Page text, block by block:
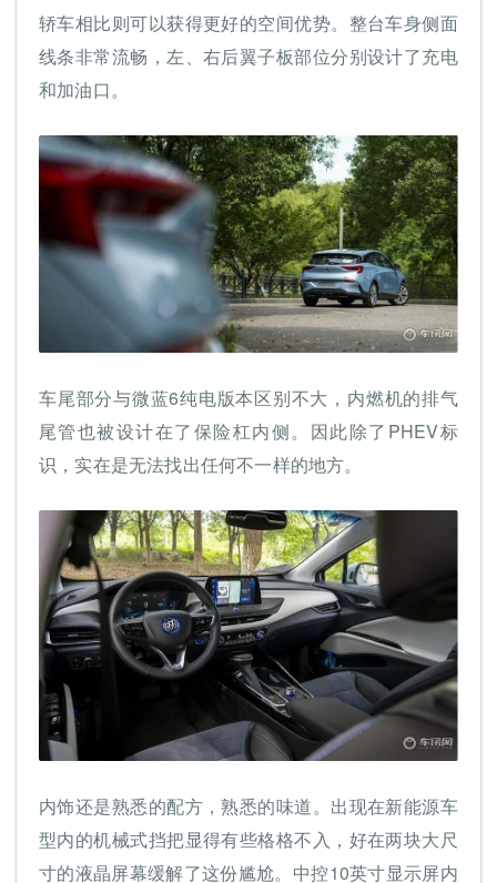
轿车相比则可以获得更好的空间优势。整台车身侧面
线条非常流畅，左、右后翼子板部位分别设计了充电
和加油口。
车尾部分与微蓝6纯电版本区别不大，内燃机的排气
尾管也被设计在了保险杠内侧。因此除了PHEV标
识，实在是无法找出任何不一样的地方。
内饰还是熟悉的配方，熟悉的味道。出现在新能源车
型内的机械式挡把显得有些格格不入，好在两块大尺
寸的液晶屏幕缓解了这份尴尬。中控10英寸显示屏内